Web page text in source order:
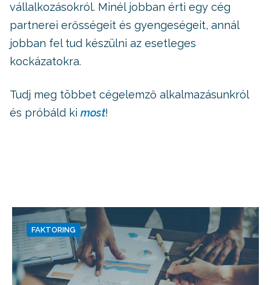
vállalkozásokról. Minél jobban érti egy cég
partnerei erősségeit és gyengeségeit, annál
jobban fel tud készülni az esetleges
kockázatokra.
Tudj meg többet cégelemző alkalmazásunkról
és próbáld ki most!
FAKTORING